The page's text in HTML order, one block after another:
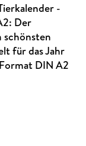
-
Der
schönsten
für das Jahr
DIN A2